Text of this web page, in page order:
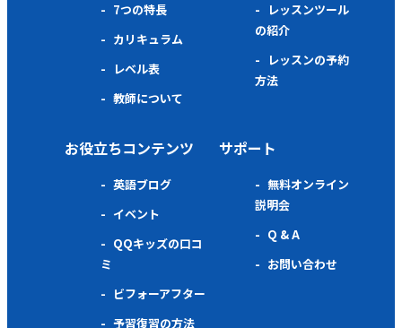
7つの特長
カリキュラム
レベル表
教師について
レッスンツール
の紹介
レッスンの予約
方法
お役立ちコンテンツ
英語ブログ
イベント
QQキッズの口コ
ミ
ビフォーアフター
予習復習の方法
サポート
無料オンライン
説明会
Q & A
お問い合わせ